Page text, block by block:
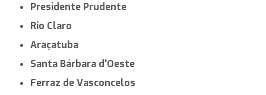
Presidente Prudente
Rio Claro
Araçatuba
Santa Bárbara d'Oeste
Ferraz de Vasconcelos